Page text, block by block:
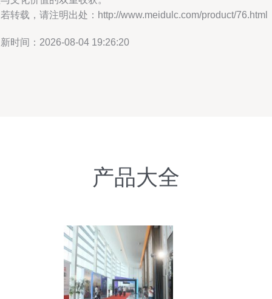
转载，请注明出处：http://www.meidulc.com/product/76.html
时间：2026-08-04 19:26:20
产品大全